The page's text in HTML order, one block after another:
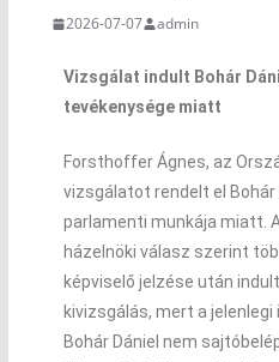
2026-07-07 admin
Vizsgálat indult Bohár
tevékenysége miatt
Forsthoffer Ágnes, az
vizsgálatot rendelt el Bohár
parlamenti munkája miatt.
házelnöki válasz szerint
képviselő jelzése után
kivizsgálás, mert a
Bohár Dániel nem